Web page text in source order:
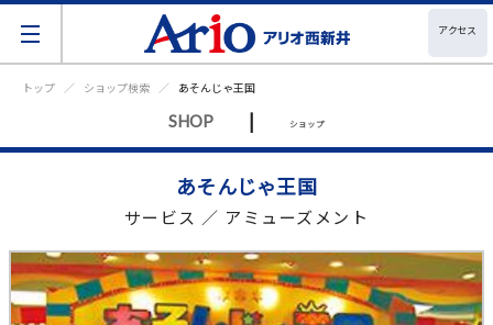
アクセス
トップ ショップ検索 あそんじゃ王国
SHOP | ショップ
あそんじゃ王国
サービス ／ アミューズメント